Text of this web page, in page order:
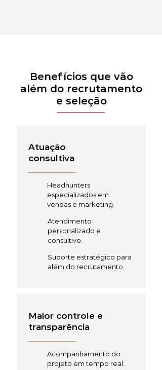
Benefícios que vão
além do recrutamento
e seleção
Atuação
consultiva
Headhunters
especializados em
vendas e marketing.
Atendimento
personalizado e
consultivo.
Suporte estratégico para
além do recrutamento.
Maior controle e
transparência
Acompanhamento do
projeto em tempo real.